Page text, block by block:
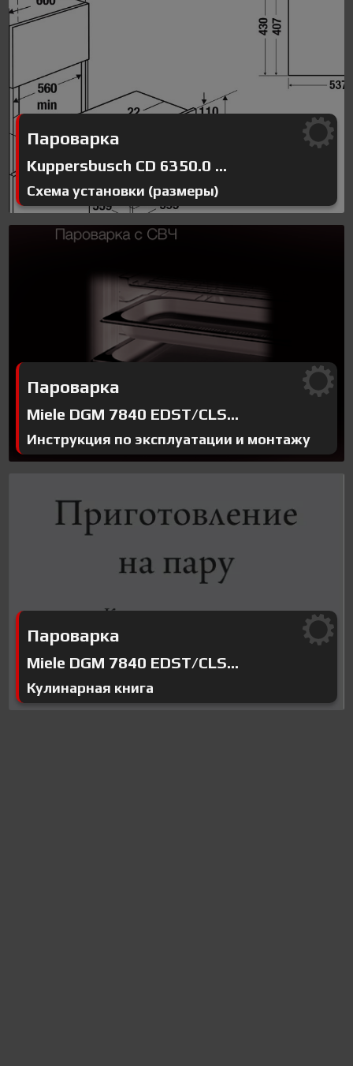
Пароварка
Kuppersbusch CD 6350.0 ...
Схема установки (размеры)
Пароварка
Miele DGM 7840 EDST/CLS...
Инструкция по эксплуатации и монтажу
Пароварка
Miele DGM 7840 EDST/CLS...
Кулинарная книга